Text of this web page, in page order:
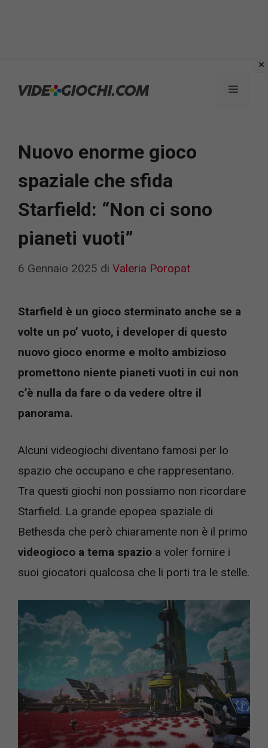
Menu
Nuovo enorme gioco
spaziale che sfida
Starfield: “Non ci sono
pianeti vuoti”
6 Gennaio 2025 di Valeria Poropat
Starfield è un gioco sterminato anche se a
volte un po’ vuoto, i developer di questo
nuovo gioco enorme e molto ambizioso
promettono niente pianeti vuoti in cui non
c’è nulla da fare o da vedere oltre il
panorama.
Alcuni videogiochi diventano famosi per lo
spazio che occupano e che rappresentano.
Tra questi giochi non possiamo non ricordare
Starfield. La grande epopea spaziale di
Bethesda che però chiaramente non è il primo
videogioco a tema spazio a voler fornire i
suoi giocatori qualcosa che li porti tra le stelle.